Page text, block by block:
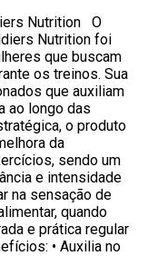
Nutrition O
Nutrition foi
que buscam
os treinos. Sua
que auxiliam
ao longo das
o produto
da
sendo um
e intensidade
na sensação de
quando
e prática regular
• Auxilia no